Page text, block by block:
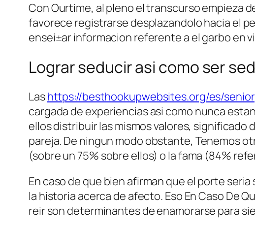
Con Ourtime, al pleno el transcurso empieza
favorece registrarse desplazandolo hacia el
ensei±ar informacion referente a el garbo en
Lograr seducir asi­ como ser
Lashttps://besthookupwebsites.org/es/
cargada de experiencias asi­ como nunca
ellos distribuir las mismos valores,
pareja. De ningun modo obstante, Tenemos
(sobre un 75% sobre ellos) o la fama (84%
En caso de que bien afirman que el porte
la historia acerca de afecto. Eso En Caso De
reir son determinantes de enamorarse para